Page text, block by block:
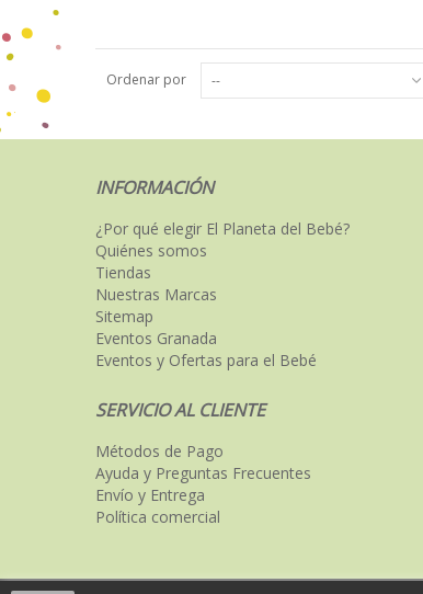
Ordenar por --
INFORMACIÓN
¿Por qué elegir El Planeta del Bebé?
Quiénes somos
Tiendas
Nuestras Marcas
Sitemap
Eventos Granada
Eventos y Ofertas para el Bebé
SERVICIO AL CLIENTE
Métodos de Pago
Ayuda y Preguntas Frecuentes
Envío y Entrega
Política comercial